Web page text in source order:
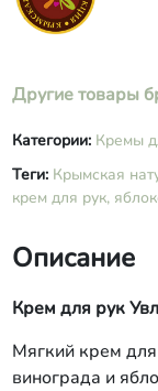
Другие товары
Категории: Кремы
Теги: Крымская
крем для рук,
Описание
Крем для рук
Мягкий крем
винограда и